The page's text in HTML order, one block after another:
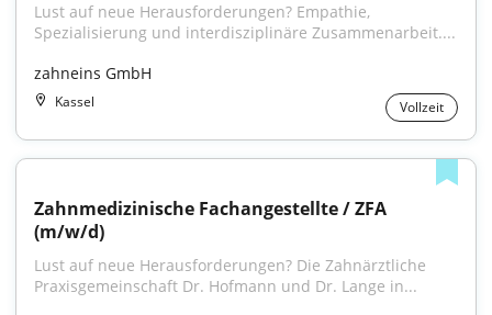
Lust auf neue Herausforderungen? Empathie,
Spezialisierung und interdisziplinäre Zusammenarbeit....
zahneins GmbH
Kassel Vollzeit
Zahnmedizinische Fachangestellte / ZFA
(m/w/d)
Lust auf neue Herausforderungen? Die Zahnärztliche
Praxisgemeinschaft Dr. Hofmann und Dr. Lange in...